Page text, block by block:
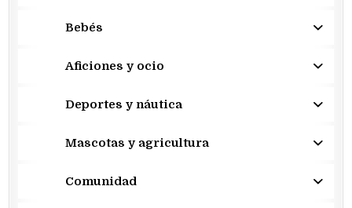
Bebés
Aficiones y ocio
Deportes y náutica
Mascotas y agricultura
Comunidad